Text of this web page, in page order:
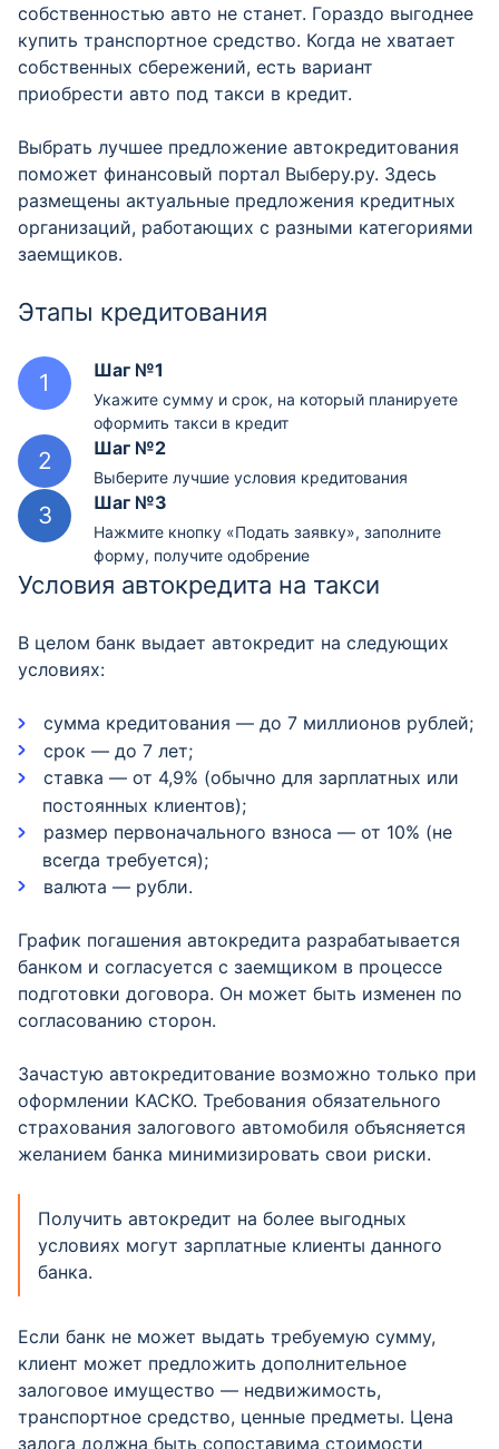
собственностью авто не станет. Гораздо выгоднее
купить транспортное средство. Когда не хватает
собственных сбережений, есть вариант
приобрести авто под такси в кредит.
Выбрать лучшее предложение автокредитования
поможет финансовый портал Выберу.ру. Здесь
размещены актуальные предложения кредитных
организаций, работающих с разными категориями
заемщиков.
Этапы кредитования
Шаг №1
Укажите сумму и срок, на который планируете
оформить такси в кредит
Шаг №2
Выберите лучшие условия кредитования
Шаг №3
Нажмите кнопку «Подать заявку», заполните
форму, получите одобрение
Условия автокредита на такси
В целом банк выдает автокредит на следующих
условиях:
сумма кредитования — до 7 миллионов рублей;
срок — до 7 лет;
ставка — от 4,9% (обычно для зарплатных или
постоянных клиентов);
размер первоначального взноса — от 10% (не
всегда требуется);
валюта — рубли.
График погашения автокредита разрабатывается
банком и согласуется с заемщиком в процессе
подготовки договора. Он может быть изменен по
согласованию сторон.
Зачастую автокредитование возможно только при
оформлении КАСКО. Требования обязательного
страхования залогового автомобиля объясняется
желанием банка минимизировать свои риски.
Получить автокредит на более выгодных
условиях могут зарплатные клиенты данного
банка.
Если банк не может выдать требуемую сумму,
клиент может предложить дополнительное
залоговое имущество — недвижимость,
транспортное средство, ценные предметы. Цена
залога должна быть сопоставима стоимости